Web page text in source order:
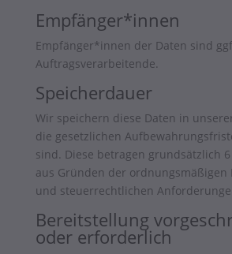
Empfänger*innen
Empfänger*innen der Daten sind
Auftragsverarbeitende.
Speicherdauer
Wir speichern diese Daten in
die gesetzlichen
sind. Diese betragen grundsätzlich 6
aus Gründen der ordnungsmäßigen
und steuerrechtlichen
Bereitstellung
oder erforderlich